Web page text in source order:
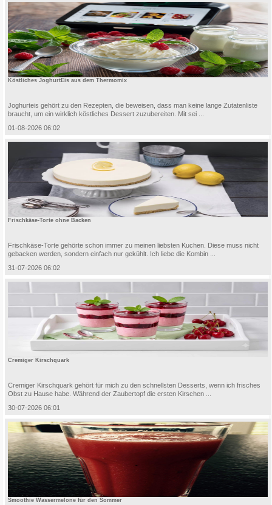
Köstliches JoghurtEis aus dem Thermomix
Joghurteis gehört zu den Rezepten, die beweisen, dass man keine lange Zutatenliste
braucht, um ein wirklich köstliches Dessert zuzubereiten. Mit sei ...
01-08-2026 06:02
Frischkäse-Torte ohne Backen
Frischkäse-Torte gehörte schon immer zu meinen liebsten Kuchen. Diese muss nicht
gebacken werden, sondern einfach nur gekühlt. Ich liebe die Kombin ...
31-07-2026 06:02
Cremiger Kirschquark
Cremiger Kirschquark gehört für mich zu den schnellsten Desserts, wenn ich frisches
Obst zu Hause habe. Während der Zaubertopf die ersten Kirschen ...
30-07-2026 06:01
Smoothie Wassermelone für den Sommer